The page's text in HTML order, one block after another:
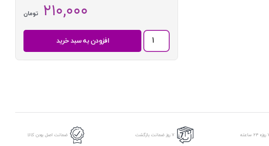
۲۱۰,۰۰۰ تومان
متن
ترجمه
منتخب
موسوی
دکتر
افزودن به سبد خرید
7 روز ضمانت بازگشت ضمانت اصل بودن کالا